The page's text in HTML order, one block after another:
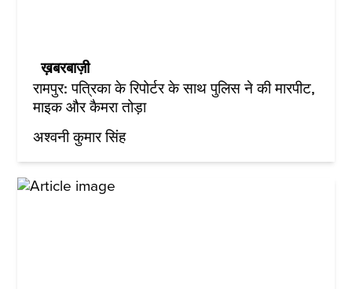
ख़बरबाज़ी
रामपुर: पत्रिका के रिपोर्टर के साथ पुलिस ने की मारपीट,
माइक और कैमरा तोड़ा
अश्वनी कुमार सिंह